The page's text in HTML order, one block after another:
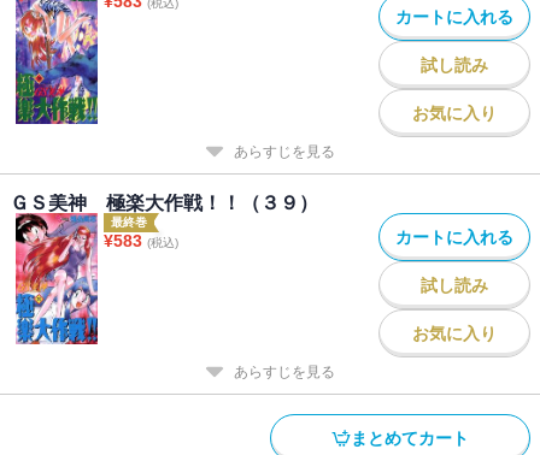
(税込)
カートに入れる
試し読み
お気に入り
あらすじを見る
ＧＳ美神 極楽大作戦！！（３９）
最終巻
¥583 (税込) カートに入れる
試し読み
お気に入り
あらすじを見る
まとめてカート